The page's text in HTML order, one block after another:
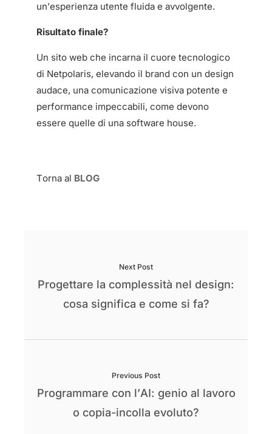
un’esperienza utente fluida e avvolgente.
Risultato finale?
Un sito web che incarna il cuore tecnologico
di Netpolaris, elevando il brand con un design
audace, una comunicazione visiva potente e
performance impeccabili, come devono
essere quelle di una software house.
Torna al BLOG
Next Post
Progettare la complessità nel design:
cosa significa e come si fa?
Previous Post
Programmare con l’AI: genio al lavoro
o copia-incolla evoluto?